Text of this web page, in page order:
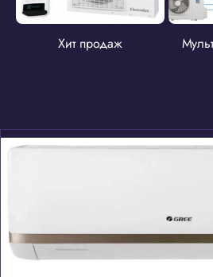
Хит продаж